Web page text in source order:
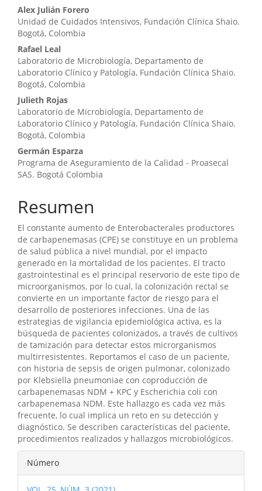
Alex Julián Forero
Unidad de Cuidados Intensivos, Fundación Clínica Shaio.
Bogotá, Colombia
Rafael Leal
Laboratorio de Microbiología, Departamento de
Laboratorio Clínico y Patología, Fundación Clínica Shaio.
Bogotá, Colombia
Julieth Rojas
Laboratorio de Microbiología, Departamento de
Laboratorio Clínico y Patología, Fundación Clínica Shaio.
Bogotá, Colombia
Germán Esparza
Programa de Aseguramiento de la Calidad - Proasecal
SAS. Bogotá Colombia
Resumen
El constante aumento de Enterobacterales productores
de carbapenemasas (CPE) se constituye en un problema
de salud pública a nivel mundial, por el impacto
generado en la mortalidad de los pacientes. El tracto
gastrointestinal es el principal reservorio de este tipo de
microorganismos, por lo cual, la colonización rectal se
convierte en un importante factor de riesgo para el
desarrollo de posteriores infecciones. Una de las
estrategias de vigilancia epidemiológica activa, es la
búsqueda de pacientes colonizados, a través de cultivos
de tamización para detectar estos microrganismos
multirresistentes. Reportamos el caso de un paciente,
con historia de sepsis de origen pulmonar, colonizado
por Klebsiella pneumoniae con coproducción de
carbapenemasas NDM + KPC y Escherichia coli con
carbapenemasa NDM. Este hallazgo es cada vez más
frecuente, lo cual implica un reto en su detección y
diagnóstico. Se describen características del paciente,
procedimientos realizados y hallazgos microbiológicos.
Detalles
del
Número